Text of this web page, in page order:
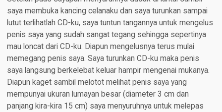
saya membuka kancing celanaku dan saya turunkan sampai
lutut terlihatlah CD-ku, saya tuntun tangannya untuk mengelus
penis saya yang sudah sangat tegang sehingga sepertinya
mau loncat dari CD-ku. Diapun mengelusnya terus mulai
memegang penis saya. Saya turunkan CD-ku maka penis
saya langsung berkelebat keluar hampir mengenai mukanya.
Diapun kaget sambil melotot melihat penis saya yang
mempunyai ukuran lumayan besar (diameter 3 cm dan
panjang kira-kira 15 cm) saya menyuruhnya untuk melepas